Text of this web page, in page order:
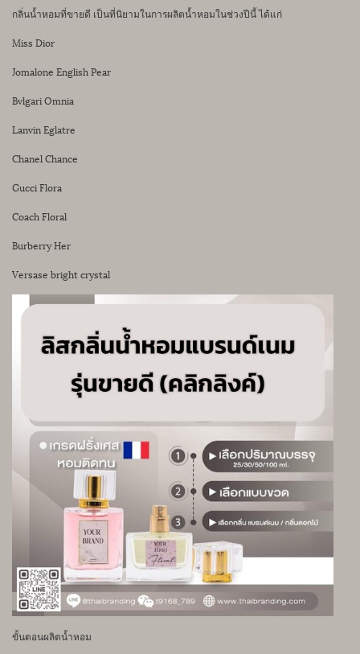
กลิ่นน้ำหอมที่ขายดี เป็นที่นิยามในการผลิตน้ำหอมในช่วงปีนี้ ได้แก่
Miss Dior
Jomalone English Pear
Bvlgari Omnia
Lanvin Eglatre
Chanel Chance
Gucci Flora
Coach Floral
Burberry Her
Versase bright crystal
ขั้นตอนผลิตน้ำหอม